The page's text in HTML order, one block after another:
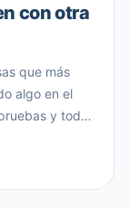
con otra
que más
algo en el
y todo
de meses